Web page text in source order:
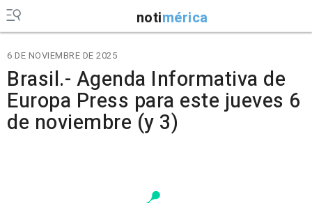
notimérica
6 DE NOVIEMBRE DE 2025
Brasil.- Agenda Informativa de
Europa Press para este jueves 6
de noviembre (y 3)